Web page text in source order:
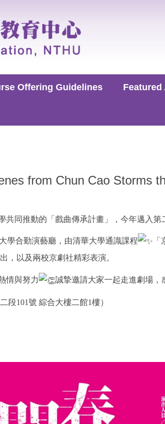
Offering Guidelines
from Chun Cao Storms
同推動的「戲曲傳承計畫」，今年邁入第
學合勤演藝廳，由清華大學通識課程
，以及兩校京劇社精彩表演。
情與努力 誠摯邀請大家一起走進劇場，
段101號 綜合大樓二館1樓）